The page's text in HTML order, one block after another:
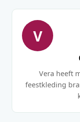
V
Vera heeft
feestkleding